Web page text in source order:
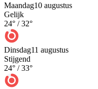
Maandag10 augustus
Gelijk
24° /32°
Dinsdag11 augustus
Stijgend
24° /33°